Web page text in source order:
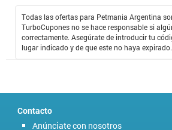
Todas las ofertas para Petmania Argentina
TurboCupones no se hace responsable si
correctamente. Asegúrate de introducir tu
lugar indicado y de que este no haya expirado.
Contacto
Anúnciate con nosotros